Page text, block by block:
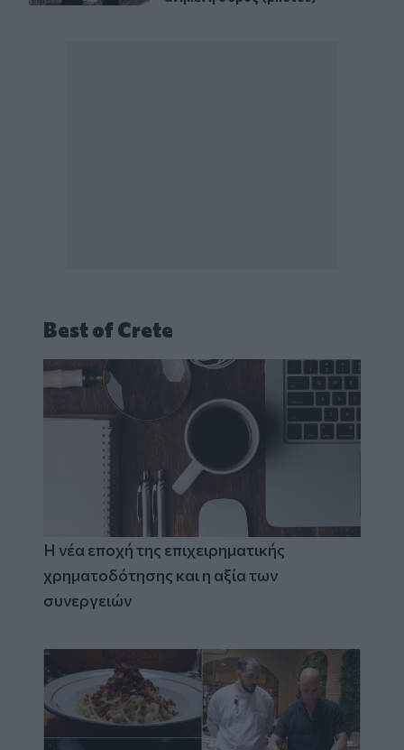
Best of Crete
Η νέα εποχή της επιχειρηματικής
χρηματοδότησης και η αξία των
συνεργειών